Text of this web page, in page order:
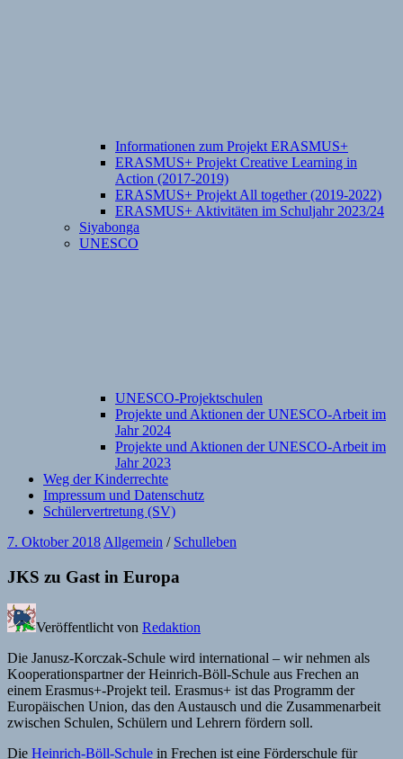
Informationen zum Projekt ERASMUS+
ERASMUS+ Projekt Creative Learning in
Action (2017-2019)
ERASMUS+ Projekt All together (2019-2022)
ERASMUS+ Aktivitäten im Schuljahr 2023/24
Siyabonga
UNESCO
UNESCO-Projektschulen
Projekte und Aktionen der UNESCO-Arbeit im
Jahr 2024
Projekte und Aktionen der UNESCO-Arbeit im
Jahr 2023
Weg der Kinderrechte
Impressum und Datenschutz
Schülervertretung (SV)
7. Oktober 2018 Allgemein / Schulleben
JKS zu Gast in Europa
Veröffentlicht von Redaktion
Die Janusz-Korczak-Schule wird international – wir nehmen als
Kooperationspartner der Heinrich-Böll-Schule aus Frechen an
einem Erasmus+-Projekt teil. Erasmus+ ist das Programm der
Europäischen Union, das den Austausch und die Zusammenarbeit
zwischen Schulen, Schülern und Lehrern fördern soll.
Die Heinrich-Böll-Schule in Frechen ist eine Förderschule für